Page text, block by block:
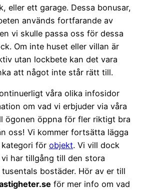
eller ett garage. Dessa bonusar,
används fortfarande av
vi skulle passa oss för dessa
Om inte huset eller villan är
utan lockbete kan det vara
att något inte står rätt till.
våra olika infosidor
om vad vi erbjuder via våra
ögonen öppna för fler riktigt bra
oss! Vi kommer fortsätta lägga
för objekt. Vi vill dock
har tillgång till den stora
bostäder. Hör av er till
för mer info om vad